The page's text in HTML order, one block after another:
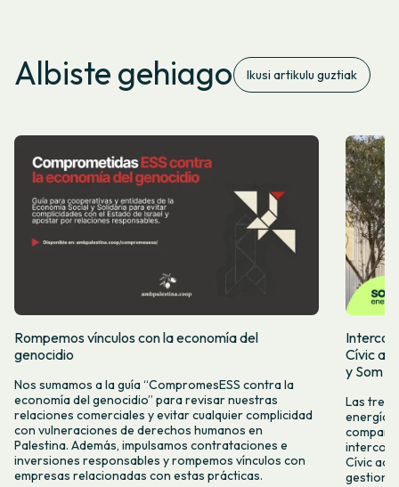
Albiste gehiago Ikusi artikulu guztiak
Rompemos vínculos con la economía del
genocidio
Nos sumamos a la guía “CompromesESS contra la
economía del genocidio” para revisar nuestras
relaciones comerciales y evitar cualquier complicidad
con vulneraciones de derechos humanos en
Palestina. Además, impulsamos contrataciones e
inversiones responsables y rompemos vínculos con
empresas relacionadas con estas prácticas.
Cívic
y Som
Las tres
energía,
Cívic